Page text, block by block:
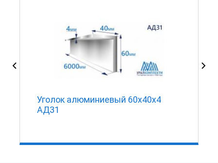
Уголок алюминиевый 60х40х4
АД31